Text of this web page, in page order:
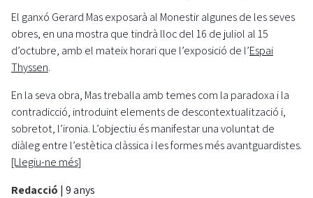
El ganxó Gerard Mas exposarà al Monestir algunes de les seves
obres, en una mostra que tindrà lloc del 16 de juliol al 15
d’octubre, amb el mateix horari que l’exposició de l’Espai
Thyssen.
En la seva obra, Mas treballa amb temes com la paradoxa i la
contradicció, introduint elements de descontextualització i,
sobretot, l’ironia. L’objectiu és manifestar una voluntat de
diàleg entre l’estètica clàssica i les formes més avantguardistes.
[Llegiu-ne més]
Redacció | 9 anys